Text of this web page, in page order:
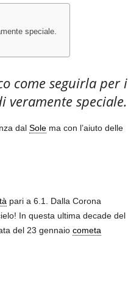
speciale.
come seguirla per i
veramente speciale.
dal Solema con l’aiuto delle
pari a 6.1. Dalla Corona
In questa ultima decade del
del 23 gennaio cometa